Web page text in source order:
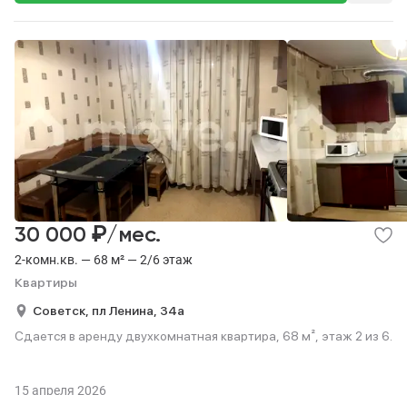
2-комн.кв. — 68 м² — 2/6 этаж
Квартиры
30 000 ₽/мес.
Советск, пл Ленина, 34а
Сдается в аренду двухкомнатная квартира, 68 м², этаж 2 из 6.
15 апреля 2026